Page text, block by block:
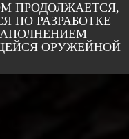
ПРОДОЛЖАЕТСЯ,
ПО РАЗРАБОТКЕ
ОРУЖЕЙНОЙ